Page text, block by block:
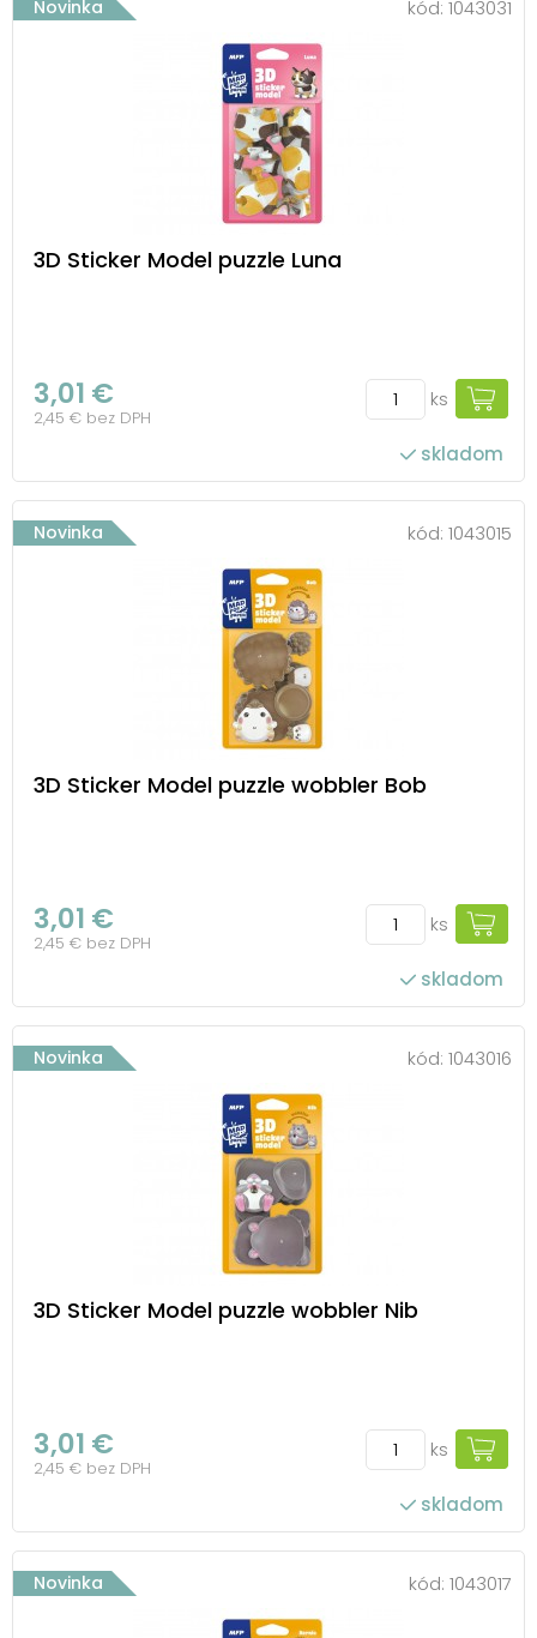
Novinka kód: 1043031
3D Sticker Model puzzle Luna
3,01 €
2,45 € bez DPH
ks
skladom
Novinka kód: 1043015
3D Sticker Model puzzle wobbler Bob
3,01 €
2,45 € bez DPH
ks
skladom
Novinka kód: 1043016
3D Sticker Model puzzle wobbler Nib
3,01 €
2,45 € bez DPH
ks
skladom
Novinka kód: 1043017